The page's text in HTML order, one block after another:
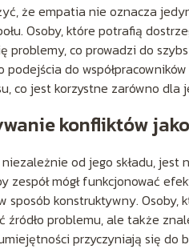
że empatia nie oznacza
Osoby, które potrafią
problemy, co prowadzi do
podejścia do
co jest korzystne zarówno dla
konfliktów
niezależnie od jego składu,
zespół mógł funkcjonować
sposób konstruktywny.
źródło problemu, ale także
przyczyniają się